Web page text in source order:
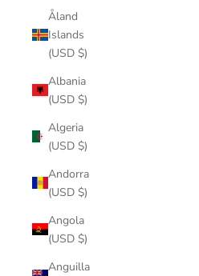
Åland
Islands
(USD $)
Albania
(USD $)
Algeria
(USD $)
Andorra
(USD $)
Angola
(USD $)
Anguilla